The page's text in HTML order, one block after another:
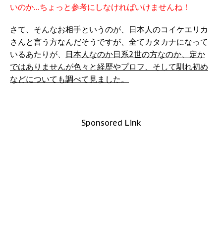
いのか…ちょっと参考にしなければいけませんね！
さて、そんなお相手というのが、日本人のコイケエリカ
さんと言う方なんだそうですが、全てカタカナになって
いるあたりが、 日本人なのか日系2世の方なのか、定か
ではありませんが色々と経歴やプロフ、そして馴れ初め
などについても調べて見ました。
Sponsored Link